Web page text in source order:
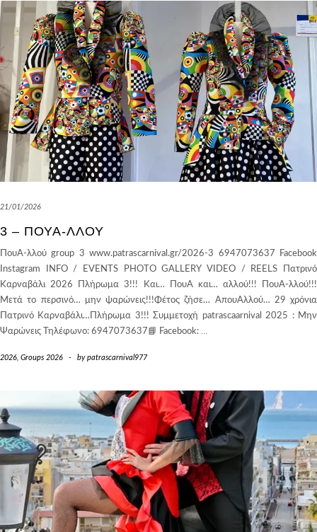
21/01/2026
3 – ΠΟΥΑ-ΛΛΟΎ
ΠουΑ-λλού group 3 www.patrascarnival.gr/2026-3 6947073637 Facebook
Instagram INFO / EVENTS PHOTO GALLERY VIDEO / REELS Πατρινό
Καρναβάλι 2026 Πλήρωμα 3!!! Και… ΠουΑ και… αλλού!!! ΠουΑ-λλού!!!
Μετά το περσινό… μην ψαρώνεις!!!Φέτος ζήσε… ΑπουΑλλού… 29 χρόνια
Πατρινό Καρναβάλι…Πλήρωμα 3!!! Συμμετοχή patrascaarnival 2025 : Μην
Ψαρώνεις Τηλέφωνο: 6947073637📘 Facebook: …
2026, Groups 2026 - bypatrascarnival977